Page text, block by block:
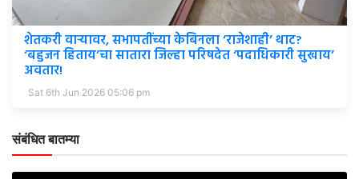
शेतकरी वाऱ्यावर, सभापतींच्या केबिनला ‘राजेशाही’ थाट?
‘बहुजन हिताय’चा सातारा जिल्हा परिषदेत ‘पदाधिकारी सुखाय’
अवतार!
Sat 6th Jun 2026 05:06 pm
संबंधित बातम्या